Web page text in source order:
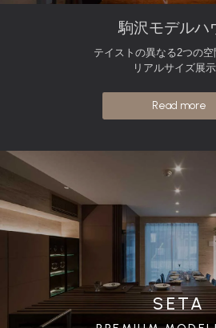
駒沢モデルハ
テイストの異なる2つの
リアルサイズ展
Read more
SETA